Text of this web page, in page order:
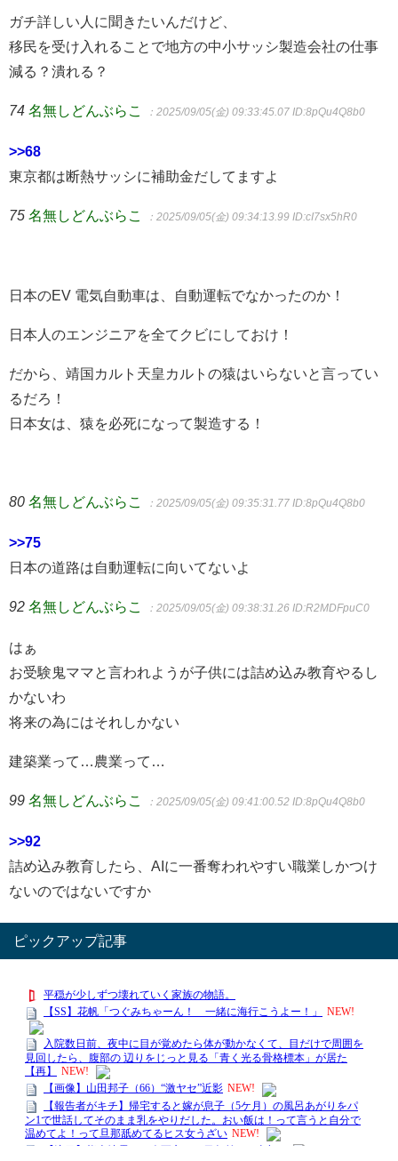
ガチ詳しい人に聞きたいんだけど、
移民を受け入れることで地方の中小サッシ製造会社の仕事
減る？潰れる？
74 名無しどんぶらこ ：2025/09/05(金) 09:33:45.07 ID:8pQu4Q8b0
>>68
東京都は断熱サッシに補助金だしてますよ
75 名無しどんぶらこ ：2025/09/05(金) 09:34:13.99 ID:cI7sx5hR0
日本のEV 電気自動車は、自動運転でなかったのか！
日本人のエンジニアを全てクビにしておけ！
だから、靖国カルト天皇カルトの猿はいらないと言ってい
るだろ！
日本女は、猿を必死になって製造する！
80 名無しどんぶらこ ：2025/09/05(金) 09:35:31.77 ID:8pQu4Q8b0
>>75
日本の道路は自動運転に向いてないよ
92 名無しどんぶらこ ：2025/09/05(金) 09:38:31.26 ID:R2MDFpuC0
はぁ
お受験鬼ママと言われようが子供には詰め込み教育やるし
かないわ
将来の為にはそれしかない
建築業って…農業って…
99 名無しどんぶらこ ：2025/09/05(金) 09:41:00.52 ID:8pQu4Q8b0
>>92
詰め込み教育したら、AIに一番奪われやすい職業しかつけ
ないのではないですか
ピックアップ記事